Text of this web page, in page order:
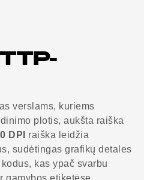
verslams, kuriems
plotis, aukšta raiška
DPI
raiška leidžia
sudėtingas grafikų detales
kas ypač svarbu
gamybos etiketėse.